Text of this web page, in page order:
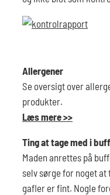
Allergener
Se oversigt over
produkter.
Læs mere >>
Ting at tage med i
Maden anrettes på
selv sørge for noget at
gafler er fint. Nogle